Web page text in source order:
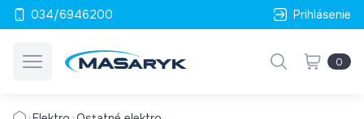
034/6946200 Prihlásenie
0